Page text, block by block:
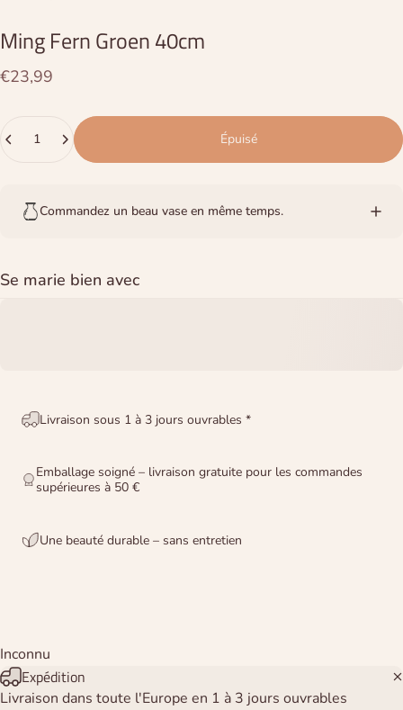
MingFernGroen40cm
€23,99
Épuisé
Commandez un beau vase en même temps.
Se marie bien avec
Livraison sous 1 à 3 jours ouvrables *
Emballage soigné – livraison gratuite pour les commandes
supérieures à 50 €
Une beauté durable – sans entretien
Inconnu
Expédition
Livraison dans toute l'Europe en 1 à 3 jours ouvrables